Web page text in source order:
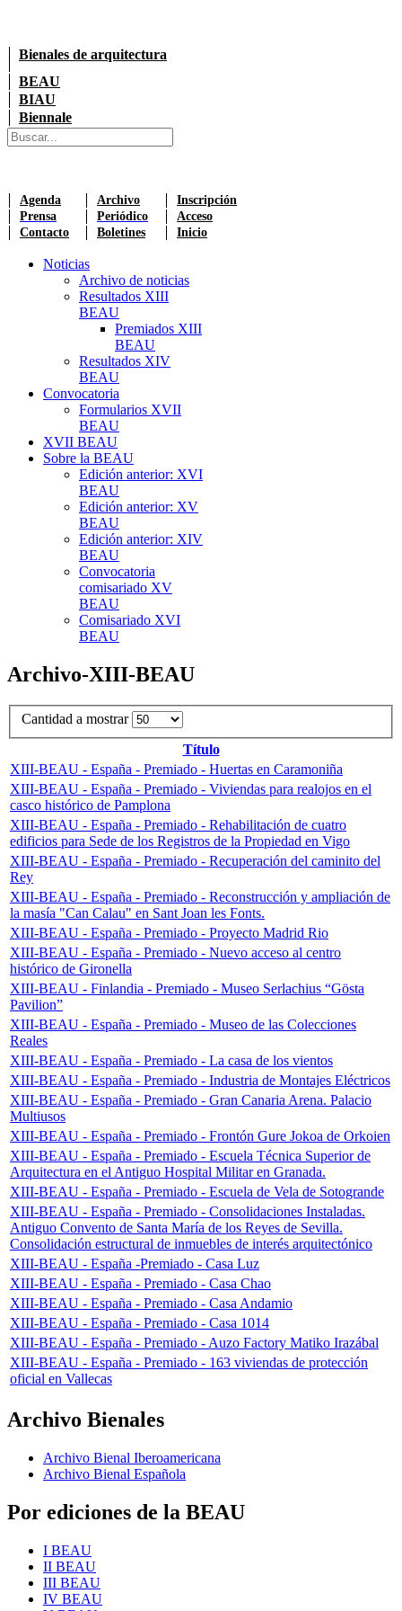
Bienales de arquitectura
BEAU
BIAU
Biennale
Agenda Archivo
Inscripción
Prensa
Periódico
Acceso
Contacto
Boletines Inicio
Noticias
Archivo de noticias
Resultados XIII
BEAU
Premiados XIII
BEAU
Resultados XIV
BEAU
Convocatoria
Formularios XVII
BEAU
XVII BEAU
Sobre la BEAU
Edición anterior: XVI
BEAU
Edición anterior: XV
BEAU
Edición anterior: XIV
BEAU
Convocatoria
comisariado XV
BEAU
Comisariado XVI
BEAU
Archivo-XIII-BEAU
Cantidad a mostrar
Título
XIII-BEAU - España - Premiado - Huertas en Caramoniña
XIII-BEAU - España - Premiado - Viviendas para realojos en el
casco histórico de Pamplona
XIII-BEAU - España - Premiado - Rehabilitación de cuatro
edificios para Sede de los Registros de la Propiedad en Vigo
XIII-BEAU - España - Premiado - Recuperación del caminito del
Rey
XIII-BEAU - España - Premiado - Reconstrucción y ampliación de
la masía "Can Calau" en Sant Joan les Fonts.
XIII-BEAU - España - Premiado - Proyecto Madrid Rio
XIII-BEAU - España - Premiado - Nuevo acceso al centro
histórico de Gironella
XIII-BEAU - Finlandia - Premiado - Museo Serlachius “Gösta
Pavilion”
XIII-BEAU - España - Premiado - Museo de las Colecciones
Reales
XIII-BEAU - España - Premiado - La casa de los vientos
XIII-BEAU - España - Premiado - Industria de Montajes Eléctricos
XIII-BEAU - España - Premiado - Gran Canaria Arena. Palacio
Multiusos
XIII-BEAU - España - Premiado - Frontón Gure Jokoa de Orkoien
XIII-BEAU - España - Premiado - Escuela Técnica Superior de
Arquitectura en el Antiguo Hospital Militar en Granada.
XIII-BEAU - España - Premiado - Escuela de Vela de Sotogrande
XIII-BEAU - España - Premiado - Consolidaciones Instaladas.
Antiguo Convento de Santa María de los Reyes de Sevilla.
Consolidación estructural de inmuebles de interés arquitectónico
XIII-BEAU - España -Premiado - Casa Luz
XIII-BEAU - España - Premiado - Casa Chao
XIII-BEAU - España - Premiado - Casa Andamio
XIII-BEAU - España - Premiado - Casa 1014
XIII-BEAU - España - Premiado - Auzo Factory Matiko Irazábal
XIII-BEAU - España - Premiado - 163 viviendas de protección
oficial en Vallecas
Archivo Bienales
Archivo Bienal Iberoamericana
Archivo Bienal Española
Por ediciones de la BEAU
I BEAU
II BEAU
III BEAU
IV BEAU